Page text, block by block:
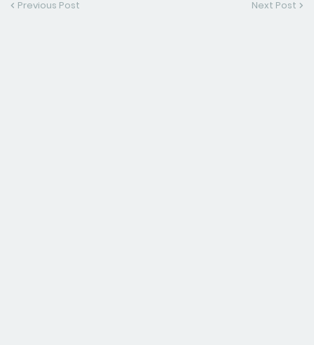
Previous Post Next Post